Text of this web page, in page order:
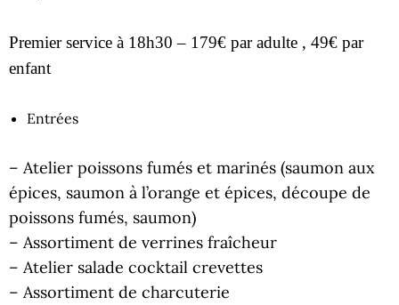
Premier service à 18h30 – 179€ par adulte , 49€ par
enfant
Entrées
– Atelier poissons fumés et marinés (saumon aux
épices, saumon à l’orange et épices, découpe de
poissons fumés, saumon)
– Assortiment de verrines fraîcheur
– Atelier salade cocktail crevettes
– Assortiment de charcuterie